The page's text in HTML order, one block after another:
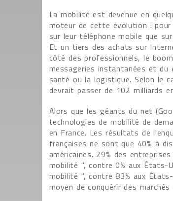
La mobilité est devenue en
moteur de cette évolution :
sur leur téléphone mobile que
Et un tiers des achats sur
côté des professionnels, le
messageries instantanées et
santé ou la logistique. Selon le
devrait passer de 102 milliards
Alors que les géants du net
technologies de mobilité de
en France. Les résultats de
françaises ne sont que 40% à
américaines. 29% des
mobilité ", contre 0% aux États-
mobilité ", contre 83% aux
moyen de conquérir des